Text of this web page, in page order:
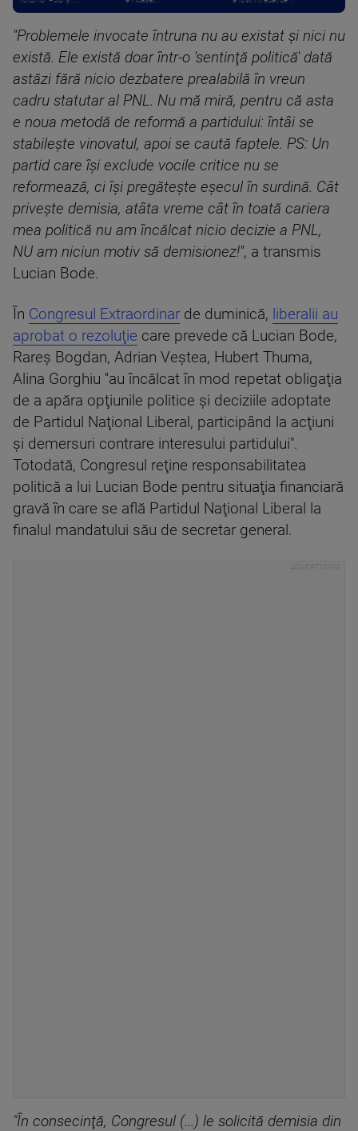
''Problemele invocate întruna nu au existat şi nici nu
există. Ele există doar într-o 'sentinţă politică' dată
astăzi fără nicio dezbatere prealabilă în vreun
cadru statutar al PNL. Nu mă miră, pentru că asta
e noua metodă de reformă a partidului: întâi se
stabileşte vinovatul, apoi se caută faptele. PS: Un
partid care îşi exclude vocile critice nu se
reformează, ci îşi pregăteşte eşecul în surdină. Cât
priveşte demisia, atâta vreme cât în toată cariera
mea politică nu am încălcat nicio decizie a PNL,
NU am niciun motiv să demisionez!'', a transmis
Lucian Bode.
În Congresul Extraordinar de duminică, liberalii au
aprobat o rezoluţie care prevede că Lucian Bode,
Rareş Bogdan, Adrian Veştea, Hubert Thuma,
Alina Gorghiu ''au încălcat în mod repetat obligaţia
de a apăra opţiunile politice şi deciziile adoptate
de Partidul Naţional Liberal, participând la acţiuni
şi demersuri contrare interesului partidului".
Totodată, Congresul reţine responsabilitatea
politică a lui Lucian Bode pentru situaţia financiară
gravă în care se află Partidul Naţional Liberal la
finalul mandatului său de secretar general.
"În consecinţă, Congresul (...) le solicită demisia din